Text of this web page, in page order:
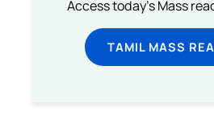
Access today's Mass
TAMIL MASS